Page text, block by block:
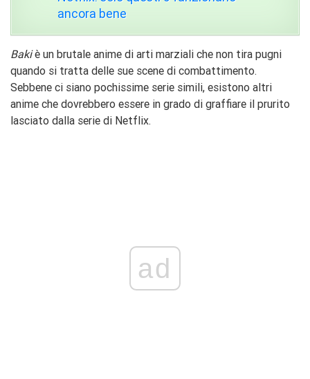
ancora bene
Bakiè un brutale anime di arti marziali che non tira pugni
quando si tratta delle sue scene di combattimento.
Sebbene ci siano pochissime serie simili, esistono altri
anime che dovrebbero essere in grado di graffiare il prurito
lasciato dalla serie di Netflix.
ad